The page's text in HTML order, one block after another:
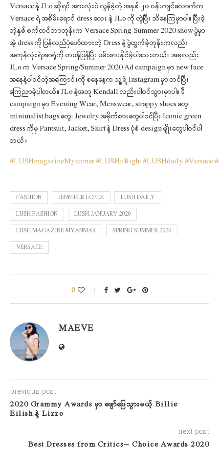
Versace နဲ့ JLo ဆိုရင် အားလုံးပဲ လွန်ခဲ့တဲ့ အနှစ် ၂၀ ဝန်းကျင်လောက်က
Versace ရဲ့ အစိမ်းရောင် dress လေး နဲ့ JLo ကို တွဲပြီး သိနေကြမှာပါ။ ပြီးခဲ့
တဲ့နှစ် စက်တင်ဘာတုန်းက Versace Spring-Summer 2020 show ပွဲမှာ
အဲ့ dress ကို ပြန်လည်ပုံဖော်ထားတဲ့ Dress နဲ့ ပွဲထွက်ခဲ့တုန်းကလည်း
အကုန်လုံးရဲ့အာရုံကို တဖန်ပြန်ပြီး ဖမ်းစားနိုင်ခဲ့ပါသေးတယ်။ အခုလည်း
JLo က Versace Spring/Summer 2020 Ad campaign မှာ new face
အနေနဲ့ပါဝင်တဲ့အကြောင်းကို စနေနေ့က သူ့ရဲ့ Instagram မှာ တင်ပြီး
ကြေညာခဲ့ပါတယ်။ JLo နဲ့အတူ Kendall လည်းပါဝင်သွားမှာပါ။ ဒီ
campaign မှာ Evening Wear, Menswear, strappy shoes တွေ၊
minimalist bags တွေ၊ Jewelry အမိုက်စားတွေပါဝင်ပြီး Iconic green
dress ကိုမှ Pantsuit, Jacket, Skirt နဲ့ Dress ပုံစံ design မျိုးတွေပါဝင်ပါ
တယ်။
#LUSHmagazineMyanmar#LUSHitRight#LUSHdaily #Versace#
FASHION JENNIFER LOPEZ LUSH DAILY
LUSH FASHION LUSH JANUARY 2020
LUSH MAGAZINE MYANMAR SPRING SUMMER 2020
VERSACE
0
MAEVE
previous post
2020 Grammy Awards မှာ ဖျော်ဖြေသွားမယ့် Billie
Eilish နဲ့ Lizzo
next post
Best Dresses from Critics’ Choice Awards 2020